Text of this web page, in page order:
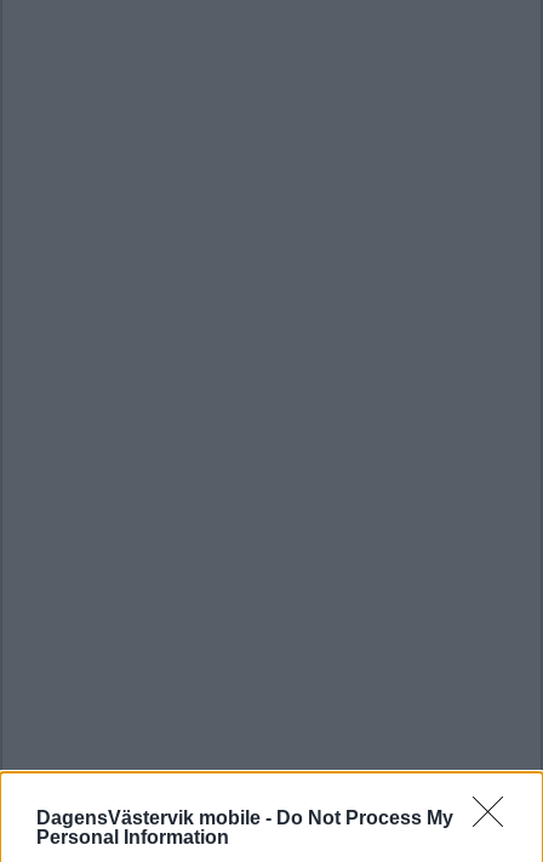
DagensVästervik mobile - Do Not Process My
Personal Information